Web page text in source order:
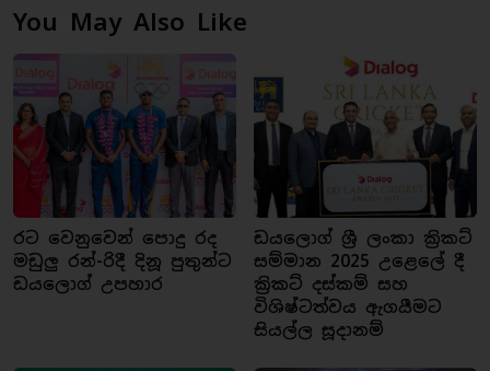
You May Also Like
රට වෙනුවෙන් පොදු රද
මඩුලු රන්-රිදී දිනූ පුතුන්ට
ඩයලොග් උපහාර
ඩයලොග් ශ්‍රී ලංකා ක්‍රිකට්
සම්මාන 2025 උළෙලේ දී
ක්‍රිකට් දස්කම් සහ
විශිෂ්ටත්වය ඇගයීමට
සියල්ල සූදානම්